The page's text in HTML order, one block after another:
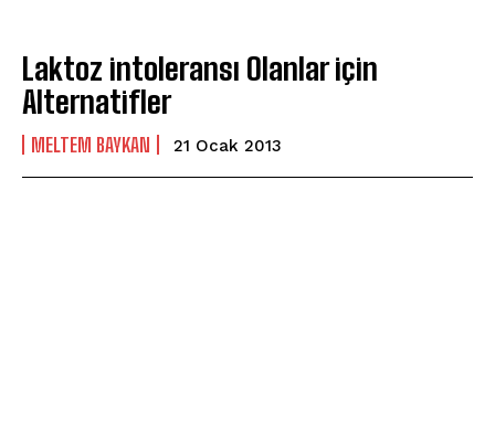
Laktoz intoleransı Olanlar için
Alternatifler
MELTEM BAYKAN 21 Ocak 2013